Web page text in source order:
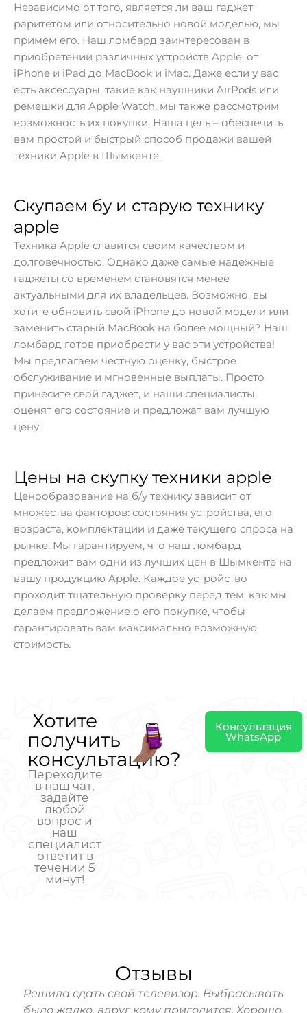
Независимо от того, является ли ваш гаджет
раритетом или относительно новой моделью, мы
примем его. Наш ломбард заинтересован в
приобретении различных устройств Apple: от
iPhone и iPad до MacBook и iMac. Даже если у вас
есть аксессуары, такие как наушники AirPods или
ремешки для Apple Watch, мы также рассмотрим
возможность их покупки. Наша цель – обеспечить
вам простой и быстрый способ продажи вашей
техники Apple в Шымкенте.
Скупаем бу и старую технику
apple
Техника Apple славится своим качеством и
долговечностью. Однако даже самые надежные
гаджеты со временем становятся менее
актуальными для их владельцев. Возможно, вы
хотите обновить свой iPhone до новой модели или
заменить старый MacBook на более мощный? Наш
ломбард готов приобрести у вас эти устройства!
Мы предлагаем честную оценку, быстрое
обслуживание и мгновенные выплаты. Просто
принесите свой гаджет, и наши специалисты
оценят его состояние и предложат вам лучшую
цену.
Цены на скупку техники apple
Ценообразование на б/у технику зависит от
множества факторов: состояния устройства, его
возраста, комплектации и даже текущего спроса на
рынке. Мы гарантируем, что наш ломбард
предложит вам одни из лучших цен в Шымкенте на
вашу продукцию Apple. Каждое устройство
проходит тщательную проверку перед тем, как мы
делаем предложение о его покупке, чтобы
гарантировать вам максимально возможную
стоимость.
Хотите
получить
консультацию?
Переходите
в наш чат,
задайте
любой
вопрос и
наш
специалист
ответит в
течении 5
минут!
Консультация
WhatsApp
Отзывы
Решила сдать свой телевизор. Выбрасывать
было жалко, вдруг кому пригодится. Хорошо,